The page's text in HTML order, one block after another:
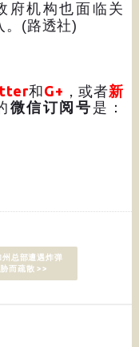
府机构也面临关
(路透社)
和G+ ，或者新
微信订阅号 是：
州总部遭遇炸弹
而疏散 >>